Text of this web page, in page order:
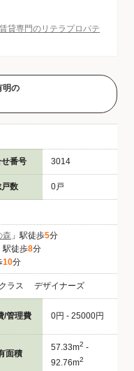
貸専門のリテラプロパテ
明の
せ番号 3014
数 0戸
森 」駅徒歩5分
駅徒歩8分
10分
ラス デザイナーズ
/管理費 0円 - 25000円
面積
57.33m2 -
92.76m2